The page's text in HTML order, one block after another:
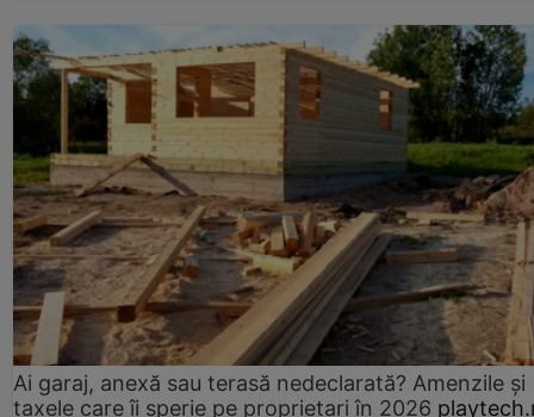
Ai garaj, anexă sau terasă nedeclarată? Amenzile și
taxele care îi sperie pe proprietari în 2026